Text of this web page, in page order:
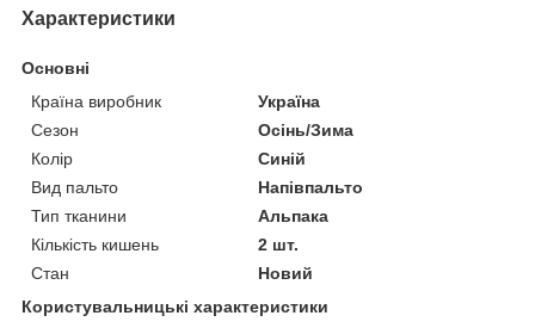
Характеристики
Основні
Країна виробник
Україна
Сезон
Осінь/Зима
Колір
Синій
Вид пальто
Напівпальто
Тип тканини
Альпака
Кількість кишень
2 шт.
Стан
Новий
Користувальницькі характеристики